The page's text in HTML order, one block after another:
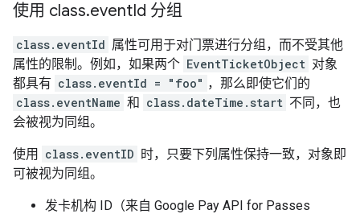
使用 class.eventId 分组
class.eventId 属性可用于对门票进行分组，而不受其他
属性的限制。例如，如果两个 EventTicketObject 对象
都具有 class.eventId = "foo" ，那么即使它们的
class.eventName 和 class.dateTime.start 不同，也
会被视为同组。
使用 class.eventID 时，只要下列属性保持一致，对象即
可被视为同组。
发卡机构 ID（来自 Google Pay API for Passes